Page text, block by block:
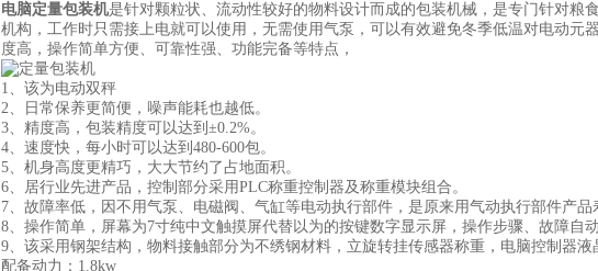
电脑定量包装机是针对颗粒状、流动性较好的物料设计而成的包装机械，是专门针对粮
机构，工作时只需接上电就可以使用，无需使用气泵，可以有效避免冬季低温对电动元
度高，操作简单方便、可靠性强、功能完备等特点，
1、该为电动双秤
2、日常保养更简便，噪声能耗也越低。
3、精度高，包装精度可以达到±0.2%。
4、速度快，每小时可以达到480-600包。
5、机身高度更精巧，大大节约了占地面积。
6、居行业先进产品，控制部分采用PLC称重控制器及称重模块组合。
7、故障率低，因不用气泵、电磁阀、气缸等电动执行部件，是原来用气动执行部件产品
8、操作简单，屏幕为7寸纯中文触摸屏代替以为的按键数字显示屏，操作步骤、故障自
9、该采用钢架结构，物料接触部分为不绣钢材料，立旋转挂传感器称重，电脑控制器液
配备动力：1.8kw